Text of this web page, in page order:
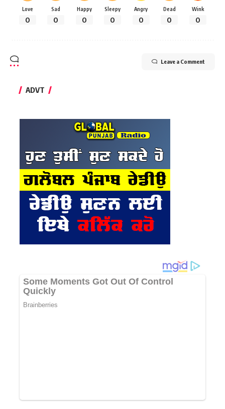
Love
0
Sad
0
Happy
0
Sleepy
0
Angry
0
Dead
0
Wink
0
Leave a Comment
ADVT